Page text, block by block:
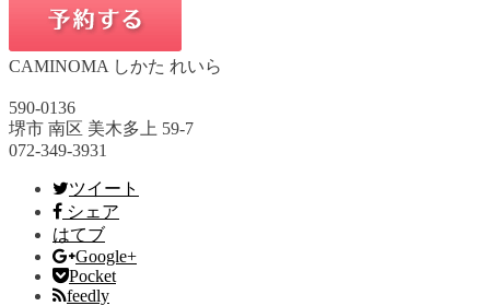
CAMINOMA しかた れいら
590-0136
堺市 南区 美木多上 59-7
072-349-3931
ツイート
シェア
はてブ
Google+
Pocket
feedly